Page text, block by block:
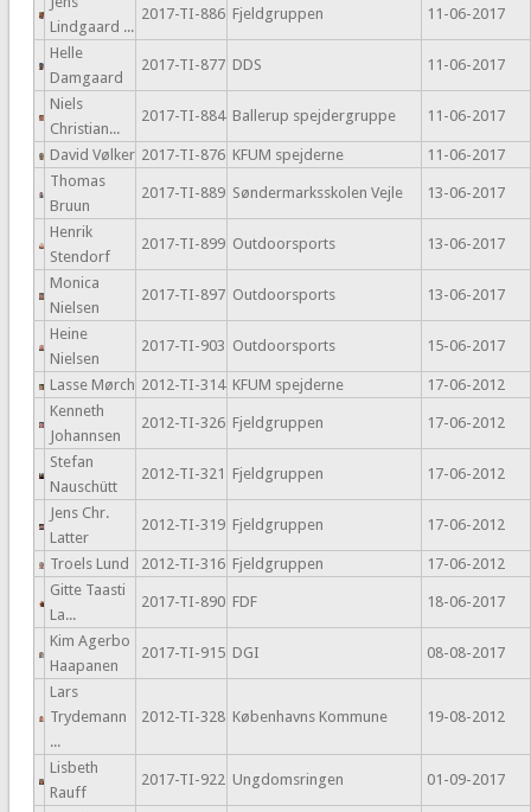
Lindgaard ...
2017-TI-886 Fjeldgruppen 11-06-2017
Helle
Damgaard
2017-TI-877 DDS 11-06-2017
Niels
Christian...
2017-TI-884 Ballerup spejdergruppe 11-06-2017
David Vølker 2017-TI-876 KFUM spejderne
11-06-2017
Thomas
Bruun
2017-TI-889 Søndermarksskolen Vejle 13-06-2017
Henrik
Stendorf
2017-TI-899 Outdoorsports 13-06-2017
Monica
Nielsen
2017-TI-897 Outdoorsports 13-06-2017
Heine
Nielsen
2017-TI-903 Outdoorsports 15-06-2017
Lasse Mørch 2012-TI-314 KFUM spejderne
17-06-2012
Kenneth
Johannsen
2012-TI-326 Fjeldgruppen 17-06-2012
Stefan
Nauschütt
2012-TI-321 Fjeldgruppen 17-06-2012
Jens Chr.
Latter
2012-TI-319 Fjeldgruppen 17-06-2012
Troels Lund 2012-TI-316 Fjeldgruppen
17-06-2012
Gitte Taasti
La...
2017-TI-890 FDF 18-06-2017
Kim Agerbo
Haapanen
2017-TI-915 DGI 08-08-2017
Lars
Trydemann
...
2012-TI-328 Københavns Kommune 19-08-2012
Lisbeth
Rauff
2017-TI-922 Ungdomsringen 01-09-2017